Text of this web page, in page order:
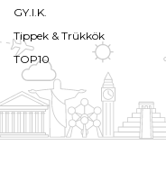
GY.I.K.
Tippek & Trükkök
TOP10